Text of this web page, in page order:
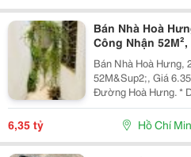
Bán Nhà Hoà
Công Nhận
Bán Nhà Hoà Hưng,
52M&Sup2;, Giá
Đường Hoà Hưng. *
Thước: 3.4M X
Trạng: 1 Phòng
6,35 tỷ Hồ Chí